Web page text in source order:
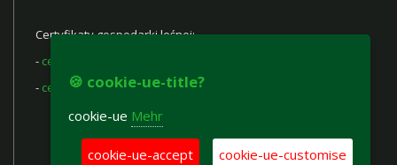
Certyfikaty gospodarki leśnej:
- certyfikat FSC®
- certyfikat PEFC
🍪 cookie-ue-title?
cookie-ue Mehr
cookie-ue-accept cookie-ue-customise